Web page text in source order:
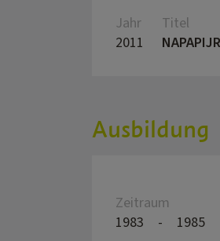
Jahr
Titel
2011
Ausbildung
Zeitraum
1983
- 1985